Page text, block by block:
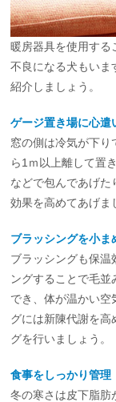
暖房器具を使用する
不良になる犬もいま
紹介しましょう。
ゲージ置き場に心遣
窓の側は冷気が下
ら1ｍ以上離して置
などで包んであげた
効果を高めてあげま
ブラッシングを小ま
ブラッシングも保温
ングすることで毛
でき、体が温かい空
グには新陳代謝を高
グを行いましょう。
食事をしっかり管理
冬の寒さは皮下脂肪